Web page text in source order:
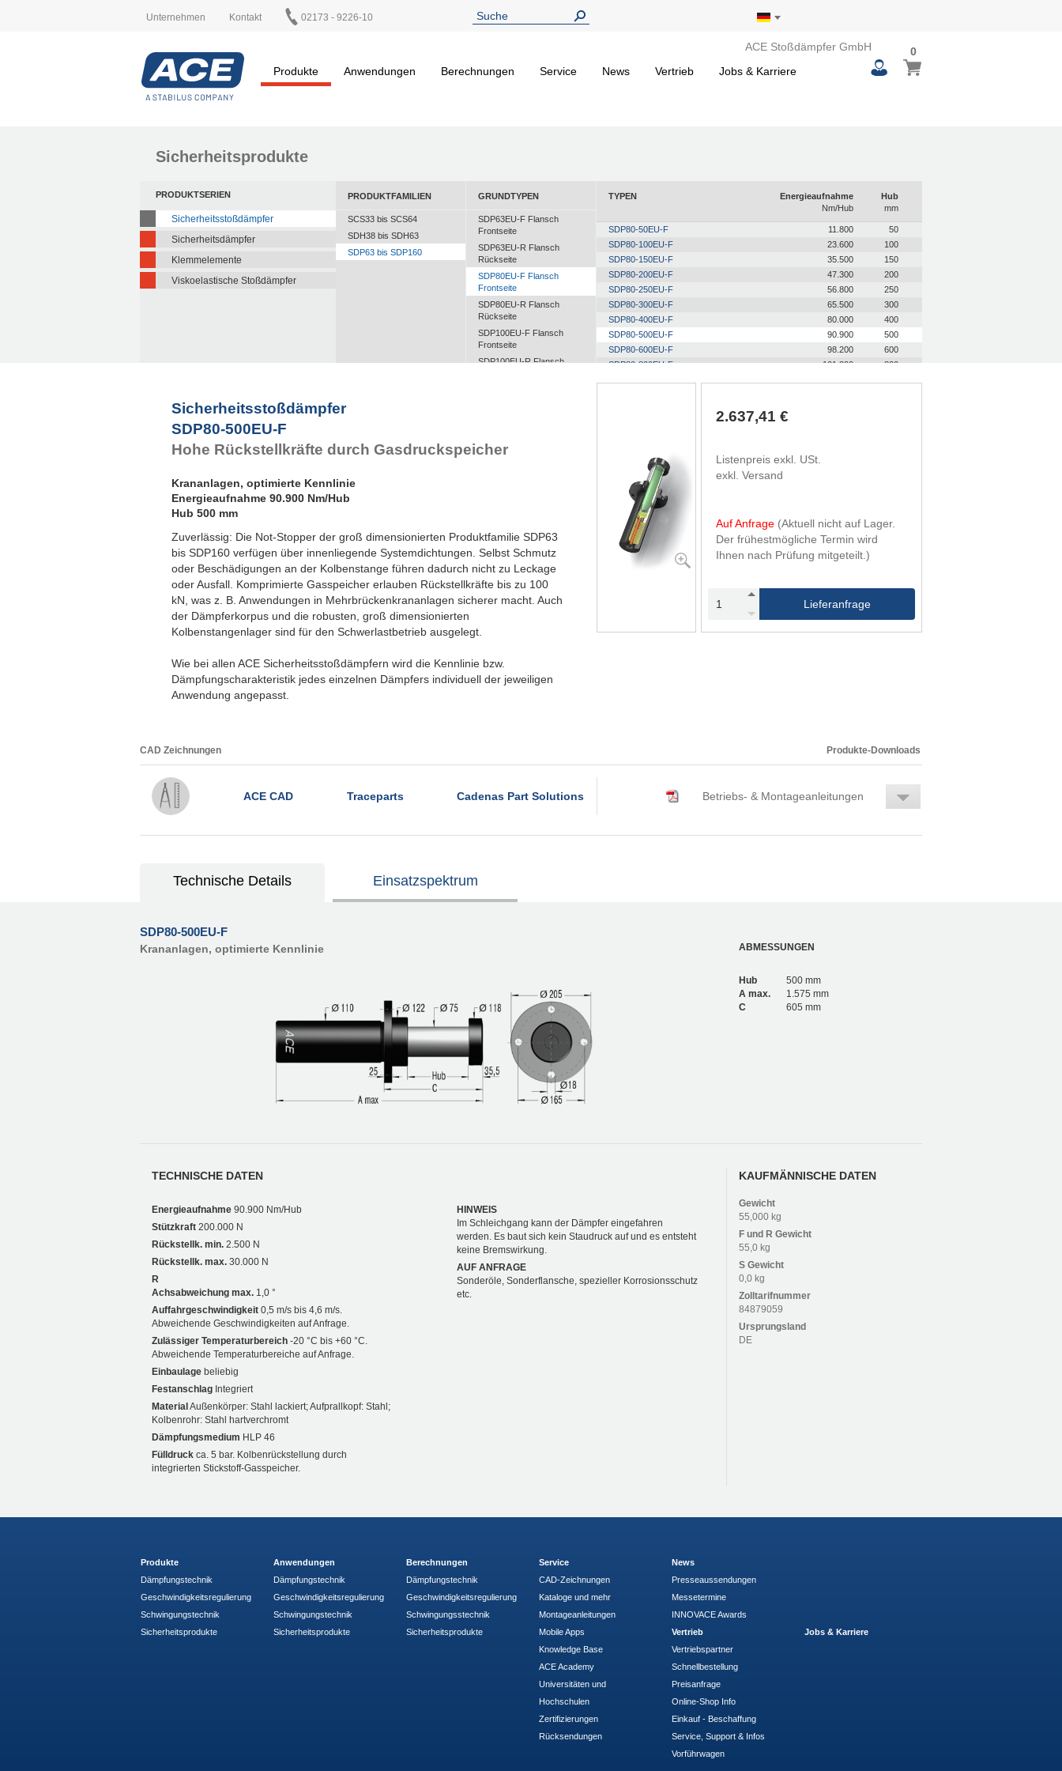
Unternehmen Kontakt 02173 - 9226-10
ACE Stoßdämpfer GmbH
Produkte
Anwendungen Berechnungen Service News Vertrieb Jobs & Karriere
Mein Warenkorb
00
items
Sicherheitsprodukte
PRODUKTSERIEN
Sicherheitsstoßdämpfer
Sicherheitsdämpfer
Klemmelemente
Viskoelastische Stoßdämpfer
PRODUKTFAMILIEN
SCS33 bis SCS64
SDH38 bis SDH63
SDP63 bis SDP160
GRUNDTYPEN
SDP63EU-F Flansch
Frontseite
SDP63EU-R Flansch
Rückseite
SDP80EU-F Flansch
Frontseite
SDP80EU-R Flansch
Rückseite
SDP100EU-F Flansch
Frontseite
SDP100EU-R Flansch
SDP160EU-F Flansch
TYPEN
Energieaufnahme
Nm/Hub
Hub
mm
SDP80-50EU-F 11.800
50
SDP80-100EU-F
23.600
100
SDP80-150EU-F
35.500
150
SDP80-200EU-F
47.300
200
SDP80-250EU-F
56.800
250
SDP80-300EU-F
65.500
300
SDP80-400EU-F
80.000
400
SDP80-500EU-F
90.900
500
SDP80-600EU-F
98.200
600
SDP80-800EU-F
101.800 800
Sicherheitsstoßdämpfer
SDP80-500EU-F
Hohe Rückstellkräfte durch Gasdruckspeicher
Krananlagen, optimierte Kennlinie
Energieaufnahme 90.900 Nm/Hub
Hub 500 mm
Zuverlässig: Die Not-Stopper der groß dimensionierten Produktfamilie SDP63
bis SDP160 verfügen über innenliegende Systemdichtungen. Selbst Schmutz
oder Beschädigungen an der Kolbenstange führen dadurch nicht zu Leckage
oder Ausfall. Komprimierte Gasspeicher erlauben Rückstellkräfte bis zu 100
kN, was z. B. Anwendungen in Mehrbrückenkrananlagen sicherer macht. Auch
der Dämpferkorpus und die robusten, groß dimensionierten
Kolbenstangenlager sind für den Schwerlastbetrieb ausgelegt.
Wie bei allen ACE Sicherheitsstoßdämpfern wird die Kennlinie bzw.
Dämpfungscharakteristik jedes einzelnen Dämpfers individuell der jeweiligen
Anwendung angepasst.
2.637,41 €
Listenpreis exkl. USt.
exkl. Versand
Auf Anfrage (Aktuell nicht auf Lager.
Der frühestmögliche Termin wird
Ihnen nach Prüfung mitgeteilt.)
Lieferanfrage
CAD Zeichnungen Produkte-Downloads
ACE CAD Traceparts Cadenas Part Solutions Betriebs- & Montageanleitungen
Technische Details Einsatzspektrum
SDP80-500EU-F
Krananlagen, optimierte Kennlinie ABMESSUNGEN
Hub
500 mm
A max.
1.575 mm
C
605 mm
TECHNISCHE DATEN
Energieaufnahme 90.900 Nm/Hub
Stützkraft 200.000 N
Rückstellk. min. 2.500 N
Rückstellk. max. 30.000 N
R
Achsabweichung max. 1,0 °
Auffahrgeschwindigkeit 0,5 m/s bis 4,6 m/s.
Abweichende Geschwindigkeiten auf Anfrage.
Zulässiger Temperaturbereich -20 °C bis +60 °C.
Abweichende Temperaturbereiche auf Anfrage.
Einbaulage beliebig
Festanschlag Integriert
MaterialAußenkörper: Stahl lackiert; Aufprallkopf: Stahl;
Kolbenrohr: Stahl hartverchromt
Dämpfungsmedium HLP 46
Fülldruck ca. 5 bar. Kolbenrückstellung durch
integrierten Stickstoff-Gasspeicher.
HINWEIS
Im Schleichgang kann der Dämpfer eingefahren
werden. Es baut sich kein Staudruck auf und es entsteht
keine Bremswirkung.
AUF ANFRAGE
Sonderöle, Sonderflansche, spezieller Korrosionsschutz
etc.
KAUFMÄNNISCHE DATEN
Gewicht
55,000 kg
F und R Gewicht
55,0 kg
S Gewicht
0,0 kg
Zolltarifnummer
84879059
Ursprungsland
DE
Produkte
Dämpfungstechnik
Geschwindigkeitsregulierung
Schwingungstechnik
Sicherheitsprodukte
Anwendungen
Dämpfungstechnik
Geschwindigkeitsregulierung
Schwingungstechnik
Sicherheitsprodukte
Berechnungen
Dämpfungstechnik
Geschwindigkeitsregulierung
Schwingungsstechnik
Sicherheitsprodukte
Service
CAD-Zeichnungen
Kataloge und mehr
Montageanleitungen
Mobile Apps
Knowledge Base
ACE Academy
Universitäten und
Hochschulen
Zertifizierungen
Rücksendungen
News
Presseaussendungen
Messetermine
INNOVACE Awards
Vertrieb
Vertriebspartner
Schnellbestellung
Preisanfrage
Online-Shop Info
Einkauf - Beschaffung
Service, Support & Infos
Vorführwagen
Jobs & Karriere